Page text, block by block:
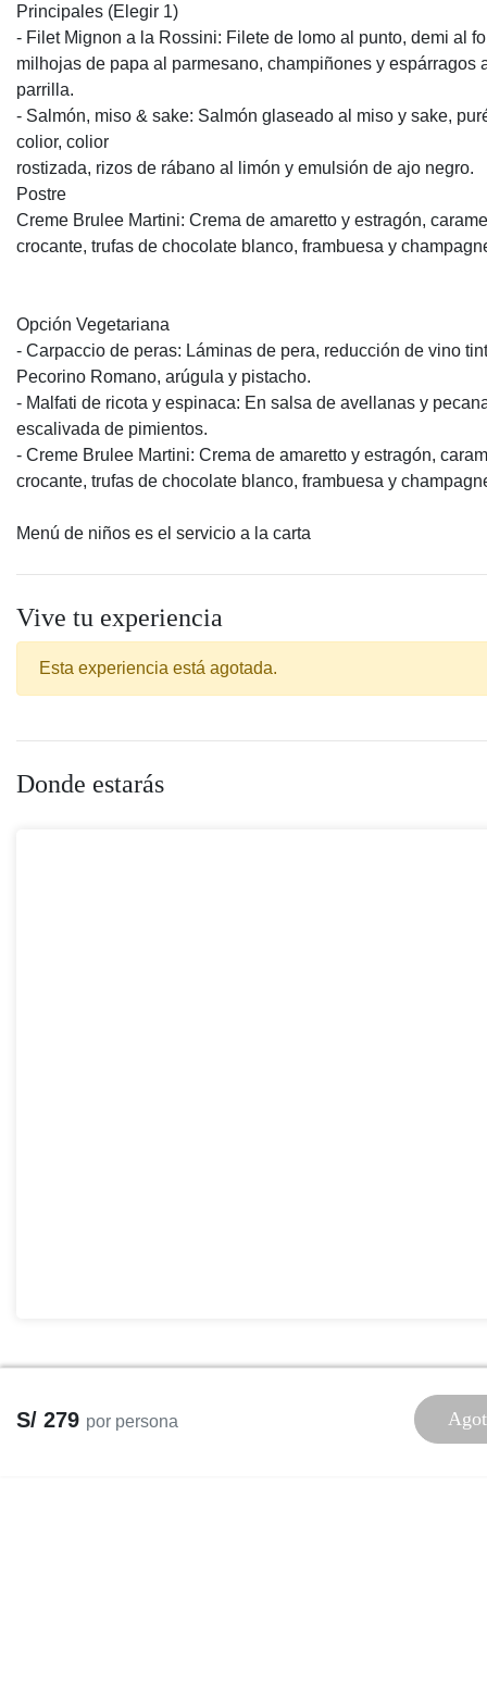
Principales (Elegir 1)
- Filet Mignon a la Rossini: Filete de lomo al punto, demi al
milhojas de papa al parmesano, champiñones y espárragos
parrilla.
- Salmón, miso & sake: Salmón glaseado al miso y sake,
colior, colior
rostizada, rizos de rábano al limón y emulsión de ajo negro.
Postre
Creme Brulee Martini: Crema de amaretto y estragón,
crocante, trufas de chocolate blanco, frambuesa y
Opción Vegetariana
- Carpaccio de peras: Láminas de pera, reducción de vino
Pecorino Romano, arúgula y pistacho.
- Malfati de ricota y espinaca: En salsa de avellanas y
escalivada de pimientos.
- Creme Brulee Martini: Crema de amaretto y estragón,
crocante, trufas de chocolate blanco, frambuesa y
Menú de niños es el servicio a la carta
Vive tu experiencia
Esta experiencia está agotada.
Donde estarás
S/ 279 por persona